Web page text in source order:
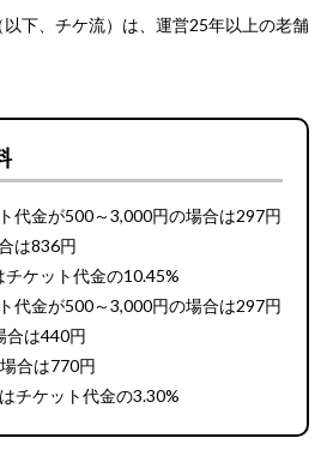
下、チケ流）は、運営25年以上の老舗
代金が500～3,000円の場合は297円
は836円
ケット代金の10.45%
代金が500～3,000円の場合は297円
合は440円
合は770円
チケット代金の3.30%